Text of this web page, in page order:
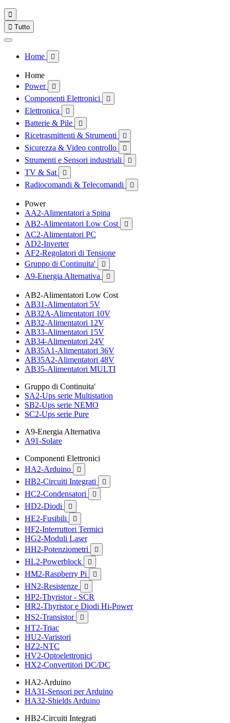

 Tutto
Home 
Home
Power

Componenti Elettronici 
Elettronica 
Batterie & Pile 
Ricetrasmittenti & Strumenti 
Sicurezza & Video controllo 
Strumenti e Sensori industriali 
TV & Sat 
Radiocomandi & Telecomandi 
Power
AA2-Alimentatori a Spina
AB2-Alimentatori Low Cost

AC2-Alimentatori PC
AD2-Inverter
AF2-Regolatori di Tensione
Gruppo di Continuita'

A9-Energia Alternativa 
AB2-Alimentatori Low Cost
AB31-Alimentatori 5V
AB32A-Alimentatori 10V
AB32-Alimentatori 12V
AB33-Alimentatori 15V
AB34-Alimentatori 24V
AB35A1-Alimentatori 36V
AB35A2-Alimentatori 48V
AB35-Alimentatori MULTI
Gruppo di Continuita'
SA2-Ups serie Multistation
SB2-Ups serie NEMO
SC2-Ups serie Pure
A9-Energia Alternativa
A91-Solare
Componenti Elettronici
HA2-Arduino

HB2-Circuiti Integrati 
HC2-Condensatori 
HD2-Diodi 
HE2-Fusibili 
HF2-Interruttori Termici
HG2-Moduli Laser
HH2-Potenziometri

HL2-Powerblock 
HM2-Raspberry Pi 
HN2-Resistenze 
HP2-Thyristor - SCR
HR2-Thyristor e Diodi Hi-Power
HS2-Transistor

HT2-Triac
HU2-Varistori
HZ2-NTC
HV2-Optoelettronici
HX2-Convertitori DC/DC
HA2-Arduino
HA31-Sensori per Arduino
HA32-Shields Arduino
HB2-Circuiti Integrati